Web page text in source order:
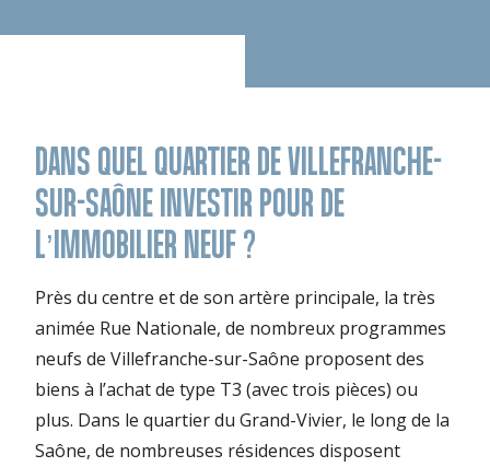
DANS QUEL QUARTIER DE VILLEFRANCHE-
SUR-SAÔNE INVESTIR POUR DE
L’IMMOBILIER NEUF ?
Près du centre et de son artère principale, la très
animée Rue Nationale, de nombreux programmes
neufs de Villefranche-sur-Saône proposent des
biens à l’achat de type T3 (avec trois pièces) ou
plus. Dans le quartier du Grand-Vivier, le long de la
Saône, de nombreuses résidences disposent